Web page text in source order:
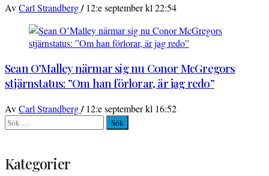
AvCarl Strandberg/ 12:e september kl 22:54
Sean O’Malley närmar sig nu Conor McGregors
stjärnstatus: ”Om han förlorar, är jag redo”
AvCarl Strandberg/ 12:e september kl 16:52
Sök
efter:
Kategorier